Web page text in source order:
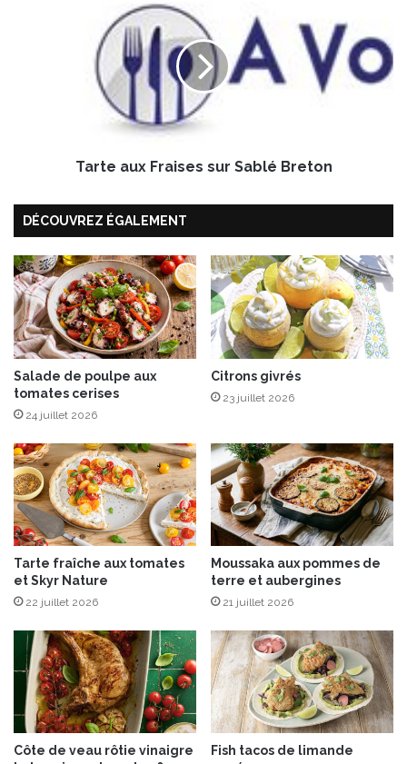
i
s
s
u
r
S
a
b
l
é
r
e
t
o
n
Tarte aux Fraises sur Sablé Breton
DÉCOUVREZ ÉGALEMENT
Salade de poulpe aux
tomates cerises
24 juillet 2026
Citrons givrés
23 juillet 2026
Tarte fraîche aux tomates
et Skyr Nature
22 juillet 2026
Moussaka aux pommes de
terre et aubergines
21 juillet 2026
Côte de veau rôtie vinaigre
Fish tacos de limande